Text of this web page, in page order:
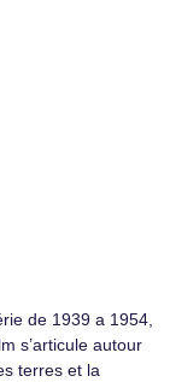
de 1939 a 1954,
s’articule autour
terres et la